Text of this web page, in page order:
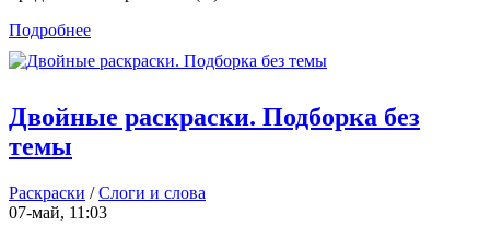
Подробнее
Двойные раскраски. Подборка без
темы
Раскраски /Слоги и слова
07-май, 11:03